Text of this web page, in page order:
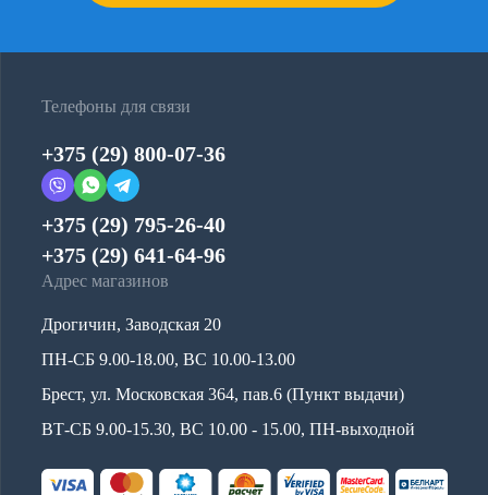
Телефоны для связи
+375 (29) 800-07-36
+375 (29) 795-26-40
+375 (29) 641-64-96
Адрес магазинов
Дрогичин, Заводская 20
ПН-СБ 9.00-18.00, ВС 10.00-13.00
Брест, ул. Московская 364, пав.6 (Пункт выдачи)
ВТ-СБ 9.00-15.30, ВС 10.00 - 15.00, ПН-выходной